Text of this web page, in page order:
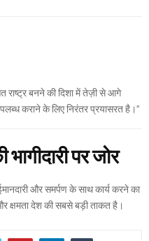
राष्ट्र बनने की दिशा में तेज़ी से आगे
कराने के लिए निरंतर प्रयासरत है।”
पर जोर
और समर्पण के साथ कार्य करने का
क्षमता देश की सबसे बड़ी ताकत है।